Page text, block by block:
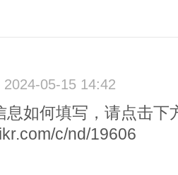
2024-05-15 14:42
息如何填写，请点击下
c/nd/19606